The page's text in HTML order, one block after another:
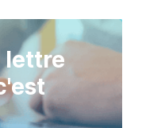
lettre